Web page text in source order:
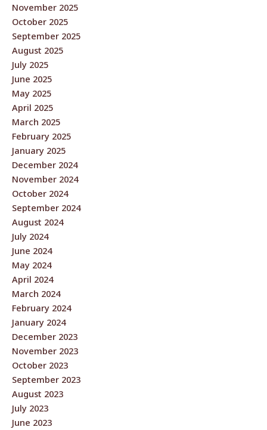
November 2025
October 2025
September 2025
August 2025
July 2025
June 2025
May 2025
April 2025
March 2025
February 2025
January 2025
December 2024
November 2024
October 2024
September 2024
August 2024
July 2024
June 2024
May 2024
April 2024
March 2024
February 2024
January 2024
December 2023
November 2023
October 2023
September 2023
August 2023
July 2023
June 2023